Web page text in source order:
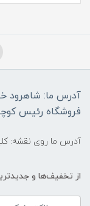
آدرس ما: شاهرود
فروشگاه رئیس
آدرس ما روی نقشه:
از تخفیف‌ها و